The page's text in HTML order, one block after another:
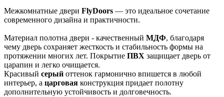
Межкомнатные двери FlyDoors — это идеальное сочетание
современного дизайна и практичности.
Материал полотна двери - качественный МДФ, благодаря
чему дверь сохраняет жесткость и стабильность формы на
протяжении многих лет. Покрытие ПВХ защищает дверь от
царапин и легко очищается.
Красивый серый оттенок гармонично впишется в любой
интерьер, а царговая конструкция придает полотну
дополнительную устойчивость и долговечность.